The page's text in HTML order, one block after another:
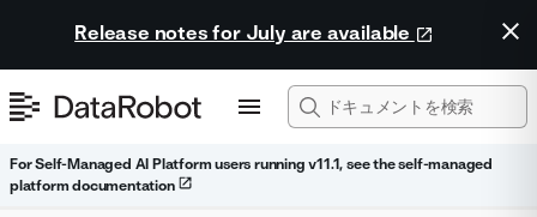
Release notes for July are available
For Self-Managed AI Platform users running v11.1, see the self-managed
platform documentation